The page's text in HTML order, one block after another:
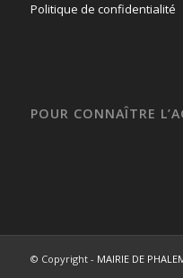
Politique de confidentialité
POUR CONNAÎTRE
© Copyright - MAIRIE DE